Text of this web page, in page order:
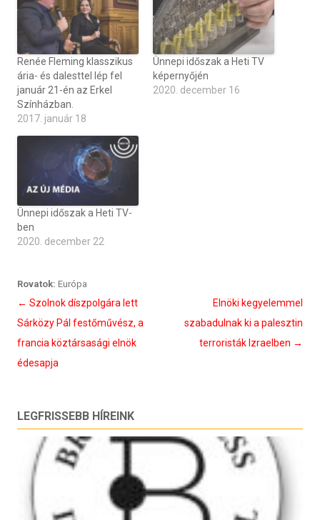
Renée Fleming klasszikus
ária- és dalesttel lép fel
január 21-én az Erkel
Színházban.
2017. január 18
Ünnepi időszak a Heti TV
képernyőjén
2020. december 16
Ünnepi időszak a Heti TV-
ben
2020. december 22
Rovatok: Európa
Bejegyzés
navigáció
← Szolnok díszpolgára lett
Sárközy Pál festőművész, a
francia köztársasági elnök
édesapja
Elnöki kegyelemmel
szabadulnak ki a palesztin
terroristák Izraelben →
LEGFRISSEBB HÍREINK